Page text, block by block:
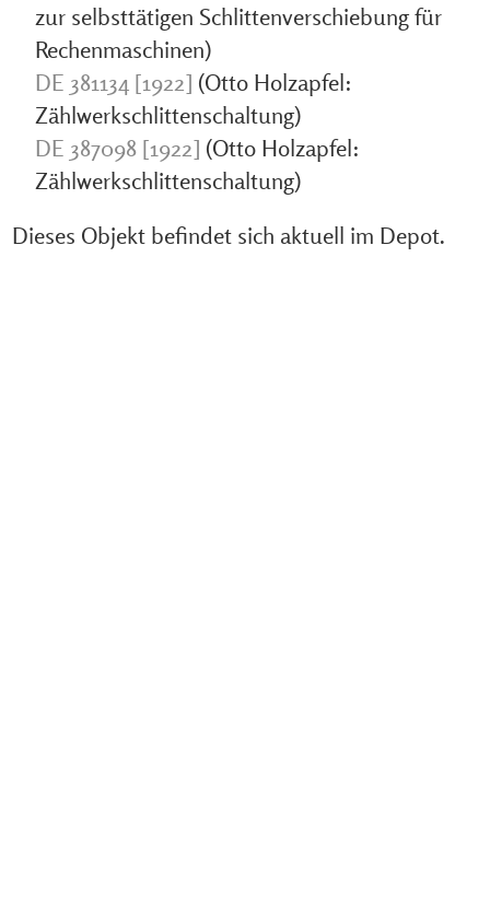
zur selbsttätigen Schlittenverschiebung für
Rechenmaschinen)
DE 381134 [1922] (Otto Holzapfel:
Zählwerkschlittenschaltung)
DE 387098 [1922] (Otto Holzapfel:
Zählwerkschlittenschaltung)
Dieses Objekt befindet sich aktuell im Depot.